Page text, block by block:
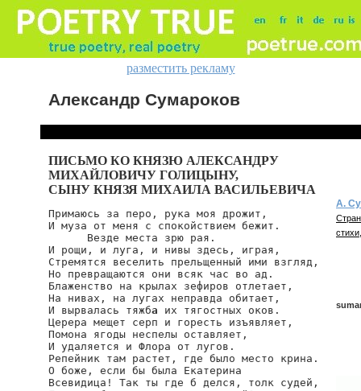
разместить рекламу
Александр Сумароков
ПИСЬМО КО КНЯЗЮ АЛЕКСАНДРУ
МИХАЙЛОВИЧУ ГОЛИЦЫНУ,
СЫНУ КНЯЗЯ МИХАИЛА ВАСИЛЬЕВИЧА
Примаюсь за перо, рука моя дрожит,
И муза от меня с спокойствием бежит.
      Везде места зрю рая.
И рощи, и луга, и нивы здесь, играя,
Стремятся веселить прельщенный ими взгляд,
Но превращаются они всяк час во ад.
Блаженство на крылах зефиров отлетает,
На нивах, на лугах неправда обитает,
И вырвалась тяжба их тягостных оков.
Церера мещет серп и горесть изъявляет,
Помона ягоды неспелы оставляет,
И удаляется и Флора от лугов.
Репейник там растет, где было место крина.
О боже, если бы была Екатерина
Всевидица! Так ты где б делся, толк судей,
А.